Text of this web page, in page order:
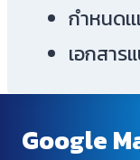
กำหนดเ
เอกสาร
Google